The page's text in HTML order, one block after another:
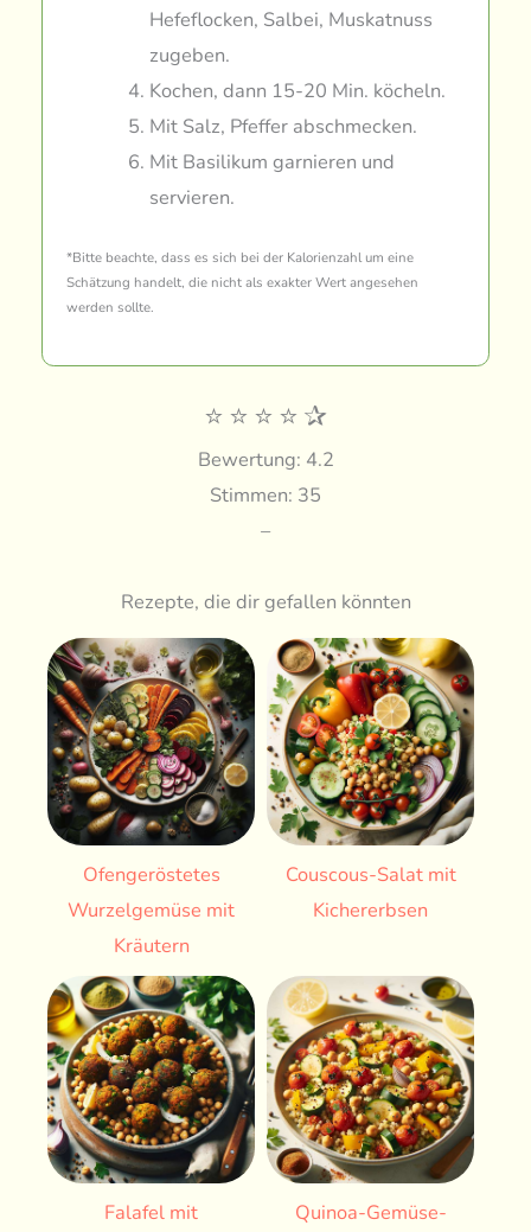
Hefeflocken, Salbei, Muskatnuss
zugeben.
Kochen, dann 15-20 Min. köcheln.
Mit Salz, Pfeffer abschmecken.
Mit Basilikum garnieren und
servieren.
*Bitte beachte, dass es sich bei der Kalorienzahl um eine
Schätzung handelt, die nicht als exakter Wert angesehen
werden sollte.
⭐ ⭐ ⭐ ⭐ ✰
Bewertung: 4.2
Stimmen: 35
–
Rezepte, die dir gefallen könnten
Ofengeröstetes
Wurzelgemüse mit
Kräutern
Couscous-Salat mit
Kichererbsen
Falafel mit
Quinoa-Gemüse-